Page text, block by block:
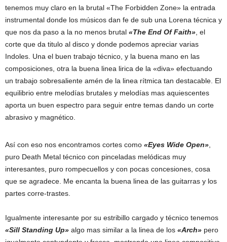
tenemos muy claro en la brutal «The Forbidden Zone» la entrada
instrumental donde los músicos dan fe de sub una Lorena técnica y
que nos da paso a la no menos brutal «The End Of Faith» , el
corte que da titulo al disco y donde podemos apreciar varias
Indoles. Una el buen trabajo técnico, y la buena mano en las
composiciones, otra la buena linea lirica de la «diva» efectuando
un trabajo sobresaliente amén de la linea rítmica tan destacable. El
equilibrio entre melodías brutales y melodías mas aquiescentes
aporta un buen espectro para seguir entre temas dando un corte
abrasivo y magnético.
Así con eso nos encontramos cortes como «Eyes Wide Open»
puro Death Metal técnico con pinceladas melódicas muy
interesantes, puro rompecuellos y con pocas concesiones, cosa
que se agradece. Me encanta la buena linea de las guitarras y los
partes corre-trastes.
Igualmente interesante por su estribillo cargado y técnico tenemos
«Sill Standing Up» algo mas similar a la linea de los «Arch» pero